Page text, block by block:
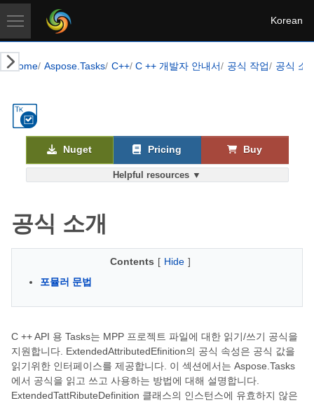
Korean
Home Aspose.Tasks C++ C ++ 개발자 안내서 공식 작업 공식 소
Helpful resources ▼
Nuget Pricing Buy
공식 소개
Contents [ Hide ]
포뮬러 문법
C ++ API 용 Tasks는 MPP 프로젝트 파일에 대한 읽기/쓰기 공식을
지원합니다. ExtendedAttributedEfinition의 공식 속성은 공식 값을
읽기위한 인터페이스를 제공합니다. 이 섹션에서는 Aspose.Tasks
에서 공식을 읽고 쓰고 사용하는 방법에 대해 설명합니다.
ExtendedTattRibuteDefinition 클래스의 인스턴스에 유효하지 않은